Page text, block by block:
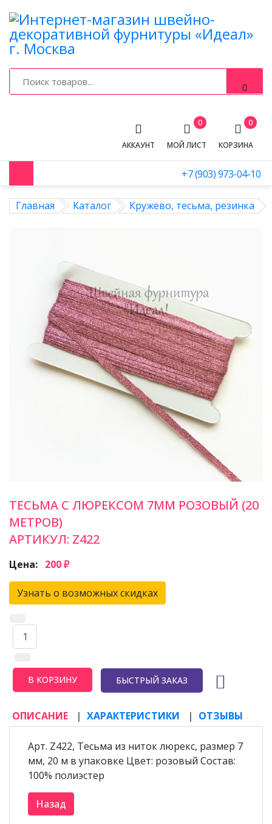
КОРЗИНА
0
МОЙ ЛИСТ
0
АККАУНТ
+7 (903) 973-04-10
Главная Каталог Кружево, тесьма, резинка
ТЕСЬМА С ЛЮРЕКСОМ 7ММ РОЗОВЫЙ (20
МЕТРОВ)
АРТИКУЛ: Z422
Цена: 200 ₽
Узнать о возможных скидках
БЫСТРЫЙ ЗАКАЗ
ОПИСАНИЕ ХАРАКТЕРИСТИКИ ОТЗЫВЫ
Арт. Z422, Тесьма из ниток люрекс, размер 7
мм, 20 м в упаковке Цвет: розовый Состав:
100% полиэстер